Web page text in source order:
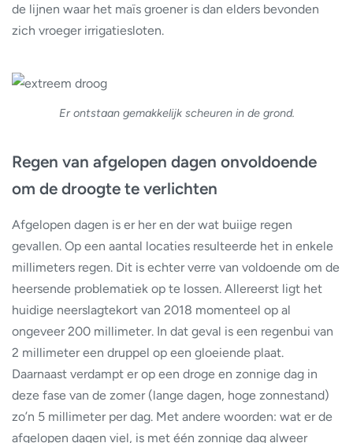
de lijnen waar het maïs groener is dan elders bevonden
zich vroeger irrigatiesloten.
Er ontstaan gemakkelijk scheuren in de grond.
Regen van afgelopen dagen onvoldoende
om de droogte te verlichten
Afgelopen dagen is er her en der wat buiige regen
gevallen. Op een aantal locaties resulteerde het in enkele
millimeters regen. Dit is echter verre van voldoende om de
heersende problematiek op te lossen. Allereerst ligt het
huidige neerslagtekort van 2018 momenteel op al
ongeveer 200 millimeter. In dat geval is een regenbui van
2 millimeter een druppel op een gloeiende plaat.
Daarnaast verdampt er op een droge en zonnige dag in
deze fase van de zomer (lange dagen, hoge zonnestand)
zo’n 5 millimeter per dag. Met andere woorden: wat er de
afgelopen dagen viel, is met één zonnige dag alweer